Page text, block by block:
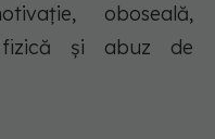
oboseală,
fizică și abuz de